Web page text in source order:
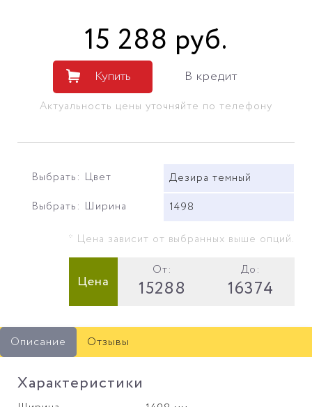
15 288 руб.
Купить В кредит
Актуальность цены уточняйте по телефону
Выбрать: Цвет
Дезира темный
Выбрать: Ширина
1498
* Цена зависит от выбранных выше опций.
Цена
От:
15288
До:
16374
Описание Отзывы
Характеристики